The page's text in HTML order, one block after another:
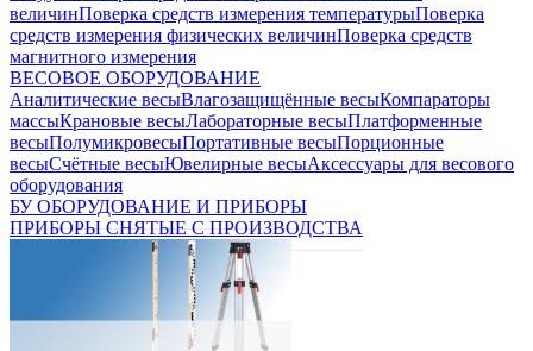
величинПоверка средств измерения температурыПоверка
средств измерения физических величинПоверка средств
магнитного измерения
ВЕСОВОЕ ОБОРУДОВАНИЕ
Аналитические весыВлагозащищённые весыКомпараторы
массыКрановые весыЛабораторные весыПлатформенные
весыПолумикровесыПортативные весыПорционные
весыСчётные весыЮвелирные весыАксессуары для весового
оборудования
БУ ОБОРУДОВАНИЕ И ПРИБОРЫ
ПРИБОРЫ СНЯТЫЕ С ПРОИЗВОДСТВА